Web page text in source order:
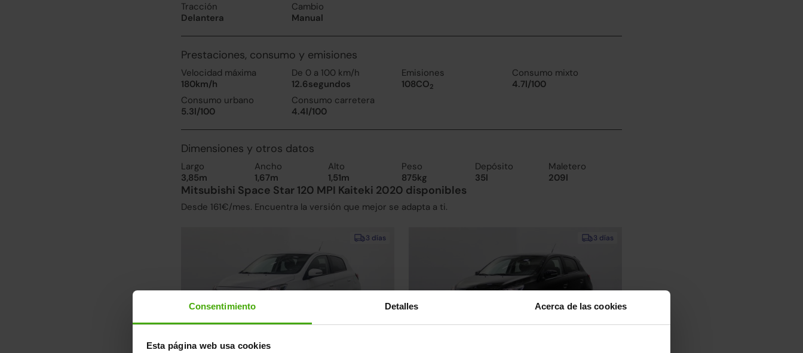
Consentimiento Detalles Acerca de las cookies
Esta página web usa cookies
Tracción
Delantera
Cambio
Manual
Prestaciones, consumo y emisiones
Velocidad máxima
180km/h
De 0 a 100 km/h
12.6segundos
Emisiones
108CO2
Consumo mixto
4.7l/100
Consumo urbano
5.3l/100
Consumo carretera
4.4l/100
Dimensiones y otros datos
Largo
3,85m
Ancho
1,67m
Alto
1,51m
Peso
875kg
Depósito
35l
Maletero
209l
Mitsubishi Space Star 120 MPI Kaiteki 2020 disponibles
Desde 161€/mes. Encuentra la versión que mejor se adapta a ti.
3 días 3 días